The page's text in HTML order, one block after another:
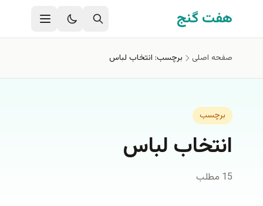
رفتن به محتوای اصلی
هفت گنج
صفحه اصلی برچسب: انتخاب لباس
برچسب
انتخاب لباس
15 مطلب